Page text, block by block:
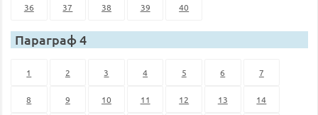
36 37 38 39 40
Параграф 4
1 2 3 4 5 6 7
8 9 10 11 12 13 14